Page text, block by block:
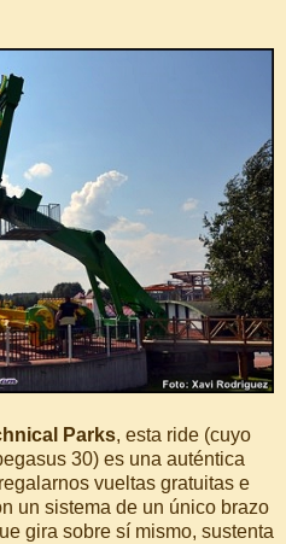
Parks, esta ride (cuyo
30) es una auténtica
vueltas gratuitas e
un sistema de un único brazo
gira sobre sí mismo, sustenta